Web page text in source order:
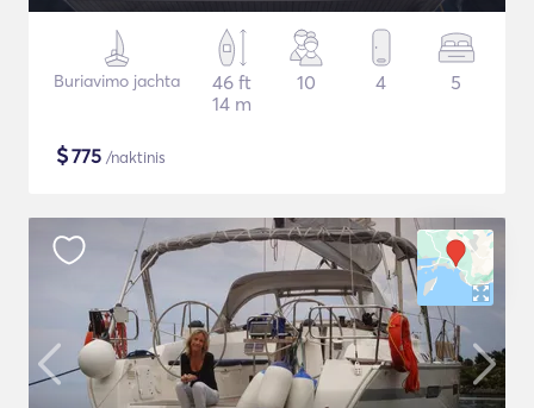
Buriavimo jachta
46 ft
14 m
10 4 5
$775 /naktinis